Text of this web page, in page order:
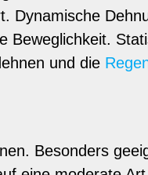
Dynamische
und die
Besonders